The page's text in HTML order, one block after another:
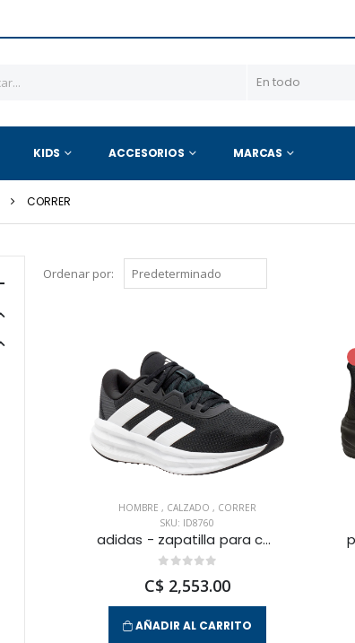
KIDS ACCESORIOS MARCAS
CORRER
Ordenar por:
HOMBRE , CALZADO , CORRER
SKU: ID8760
adidas - zapatilla para correr galaxy 7 para hombre
C$ 2,553.00
AÑADIR AL CARRITO